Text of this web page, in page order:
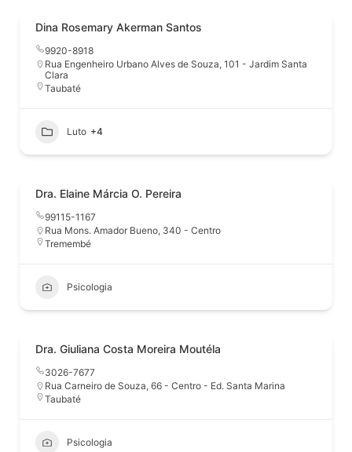
Dina Rosemary Akerman Santos
9920-8918
Rua Engenheiro Urbano Alves de Souza, 101 - Jardim Santa
Clara
Taubaté
Luto +4
Dra. Elaine Márcia O. Pereira
99115-1167
Rua Mons. Amador Bueno, 340 - Centro
Tremembé
Psicologia
Dra. Giuliana Costa Moreira Moutéla
3026-7677
Rua Carneiro de Souza, 66 - Centro - Ed. Santa Marina
Taubaté
Psicologia